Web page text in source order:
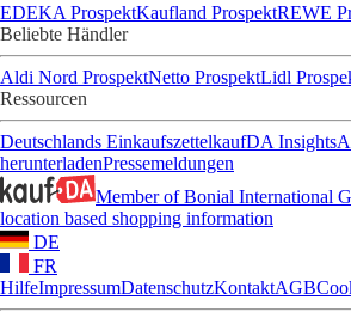
EDEKA ProspektKaufland ProspektREWE
Beliebte Händler
Aldi Nord ProspektNetto ProspektLidl
Ressourcen
Deutschlands EinkaufszettelkaufDA Insights
herunterladenPressemeldungen
Member of Bonial International
location based shopping information
DE
FR
HilfeImpressumDatenschutzKontaktAGB